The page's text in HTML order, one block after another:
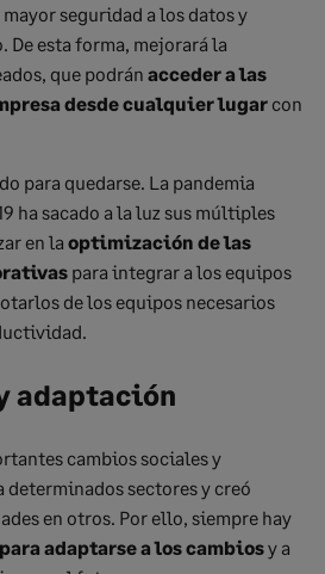
seguridad a los datos y
esta forma, mejorará la
que podrán acceder a las
desde cualquier lugar con
para quedarse. La pandemia
ha sacado a la luz sus múltiples
en la optimización de las
para integrar a los equipos
de los equipos necesarios
adaptación
cambios sociales y
determinados sectores y creó
en otros. Por ello, siempre hay
adaptarse a los cambiosy a